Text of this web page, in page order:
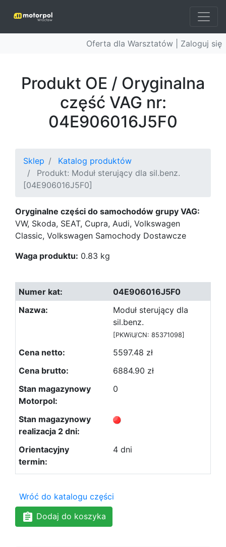
Oferta dla Warsztatów | Zaloguj się
Produkt OE / Oryginalna
część VAG nr:
04E906016J5F0
Sklep
Katalog produktów
Produkt: Moduł sterujący dla sil.benz.
[04E906016J5F0]
Oryginalne części do samochodów grupy VAG:
VW, Skoda, SEAT, Cupra, Audi, Volkswagen
Classic, Volkswagen Samochody Dostawcze
Waga produktu: 0.83 kg
04E906016J5F0
Moduł sterujący dla
sil.benz.
[PKWiU/CN: 85371098]
5597.48 zł
6884.90 zł
0
4 dni
Wróć do katalogu części
Dodaj do koszyka